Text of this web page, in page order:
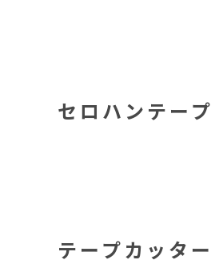
セロハンテープ
テープカッター